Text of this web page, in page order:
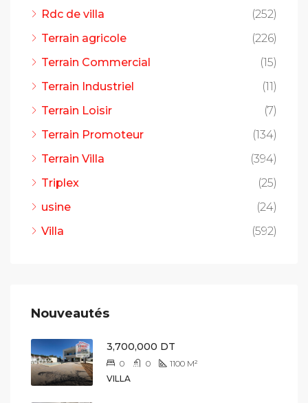
Rdc de villa
(252)
Terrain agricole
(226)
Terrain Commercial
(15)
Terrain Industriel
(11)
Terrain Loisir
(7)
Terrain Promoteur
(134)
Terrain Villa
(394)
Triplex
(25)
usine
(24)
Villa
(592)
Nouveautés
3,700,000 DT
0 0 1100 M²
VILLA